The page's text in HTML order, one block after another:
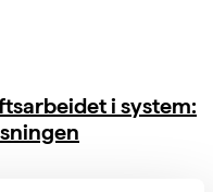
i system: